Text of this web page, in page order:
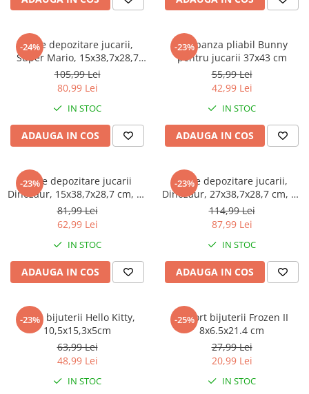
Faro
La casa de papel
Minnie Mouse Disney
Perletti
The Grinch
Gabby's Dollhouse
Captain Tsubasa
44 Cats
Superman
Captain america
Bakugan
Liga Dreptatii
Buzz Lightyear
My Little Pony
Shimmer Shine
Sofia Intai
FC Barcelona
Red Bull Racing
OEM
Lady Bug
Powerpuff Girls
VAMPIRINA
Zhu Zhu Pets
Super Wings
Disney Elena din Avalor
Pusheen
Marvel
Monsters Inc.
La casa de papel
-24%
Cutie depozitare jucarii,
Super Mario, 15x38,7x28,7
cm, 13 l
105,99 Lei
80,99 Lei
IN STOC
ADAUGA IN COS
-23%
Cos panza pliabil Bunny
pentru jucarii 37x43 cm
55,99 Lei
42,99 Lei
IN STOC
ADAUGA IN COS
-23%
Cutie depozitare jucarii
Dinozaur, 15x38,7x28,7 cm, 13
l
81,99 Lei
62,99 Lei
IN STOC
ADAUGA IN COS
-23%
Cutie depozitare jucarii,
Dinozaur, 27x38,7x28,7 cm, 23
l
114,99 Lei
87,99 Lei
IN STOC
ADAUGA IN COS
-23%
Cutie bijuterii Hello Kitty,
10,5x15,3x5cm
63,99 Lei
48,99 Lei
IN STOC
-25%
Suport bijuterii Frozen II
8x6.5x21.4 cm
27,99 Lei
20,99 Lei
IN STOC